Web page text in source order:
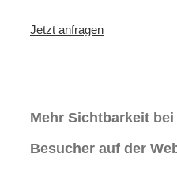
Jetzt anfragen
Mehr Sichtbarkeit
Besucher auf der